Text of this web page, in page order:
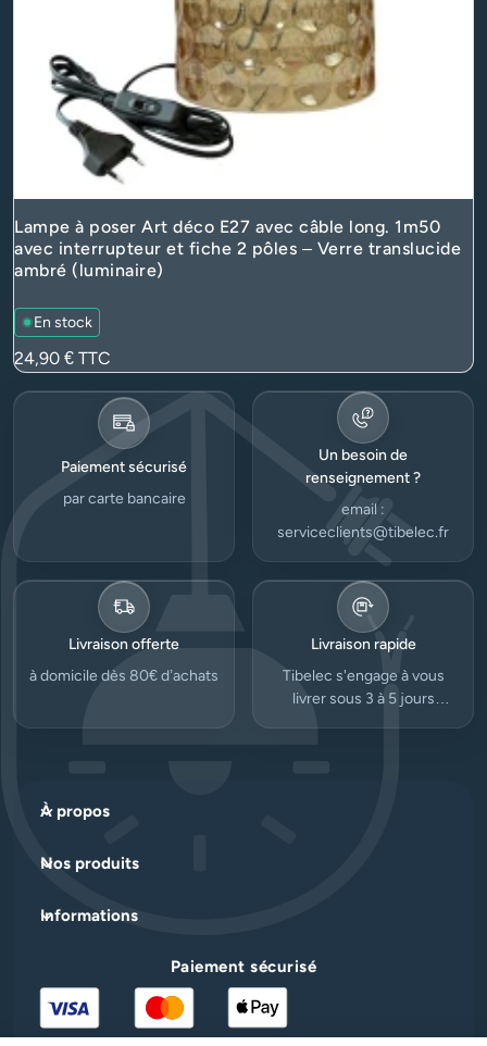
Lampe à poser Art déco E27 avec câble long. 1m50
avec interrupteur et fiche 2 pôles – Verre translucide
ambré (luminaire)
En stock
Prix
24,90 € TTC
Paiement sécurisé
par carte bancaire
Un besoin de
renseignement ?
email :
serviceclients@tibelec.fr
Livraison offerte
à domicile dès 80€ d’achats
Livraison rapide
Tibelec s'engage à vous
livrer sous 3 à 5 jours
À propos
Nos produits
Informations
Paiement sécurisé